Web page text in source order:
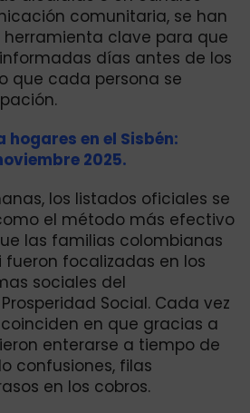
comunitaria, se han
clave para que
días antes de los
que cada persona se
hogares en el Sisbén:
2025.
los listados oficiales se
el método más efectivo
las familias colombianas
focalizadas en los
sociales del
Social. Cada vez
en que gracias a
enterarse a tiempo de
confusiones, filas
en los cobros.